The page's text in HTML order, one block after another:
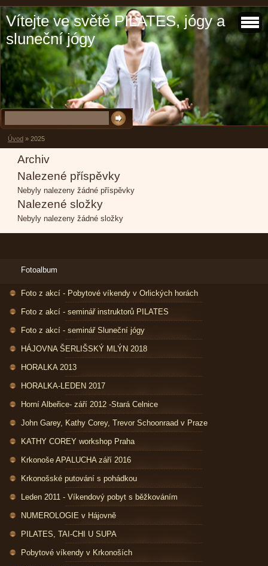
Vítejte ve světě PILATES, jógy a
sluneční jógy
Úvod » 2025
Archiv
Nalezené příspěvky
Nebyly nalezeny žádné příspěvky
Nalezené složky
Nebyly nalezeny žádné složky
Fotoalbum
Foto z akcí - Pobytové víkendy v Orlických horách
Foto z akcí - seminář instruktorů PILATES
Foto z akcí - seminář Sluneční jógy
HÁJOVNA ŠERLIŠSKÝ MLÝN 2018
HORALKA 2013
HORALKA-LEDEN 2017
Horní Albeřice- září 2012 -Stará Celnice
John Garey, Kathy Corey, Trevor Schoonraad v Praze
KATHY COREY workshop Praha
Krkonoše APALUCHA září 2016
Krkonošské putování s pohádkou
Leden 2011 - Víkendový pobyt s běžkováním
NUMEROLOGIE v Hájovně
PILATES, TAI-CHI U SUPA
Pobytové víkendy v Krkonoších